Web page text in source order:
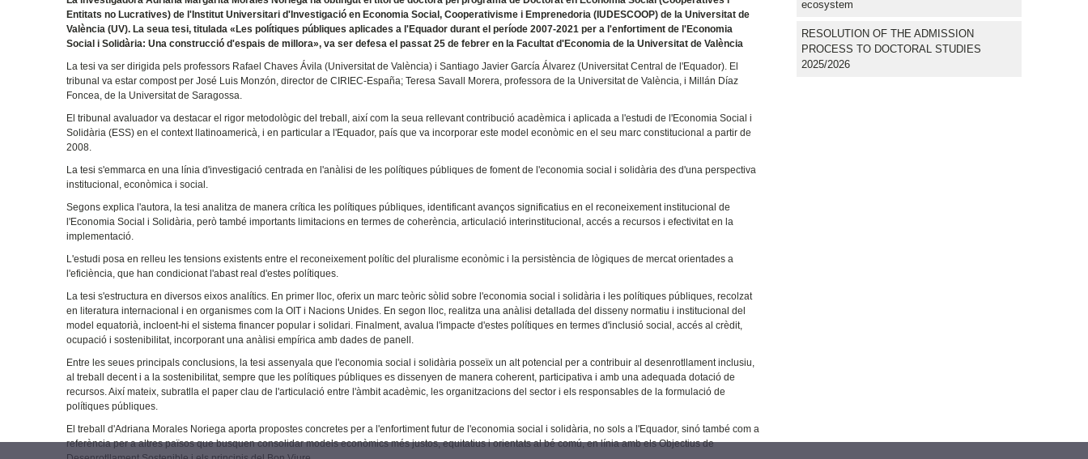
Entitats no Lucratives) de l'Institut Universitari d'Investigació en Economia Social, Cooperativisme i Emprenedoria (IUDESCOOP) de la Universitat de
València (UV). La seua tesi, titulada «Les polítiques públiques aplicades a l'Equador durant el període 2007-2021 per a l'enfortiment de l'Economia
Social i Solidària: Una construcció d'espais de millora», va ser defesa el passat 25 de febrer en la Facultat d'Economia de la Universitat de València
La tesi va ser dirigida pels professors Rafael Chaves Ávila (Universitat de València) i Santiago Javier García Álvarez (Universitat Central de l'Equador). El
tribunal va estar compost per José Luis Monzón, director de CIRIEC-España; Teresa Savall Morera, professora de la Universitat de València, i Millán Díaz
Foncea, de la Universitat de Saragossa.
El tribunal avaluador va destacar el rigor metodològic del treball, així com la seua rellevant contribució acadèmica i aplicada a l'estudi de l'Economia Social i
Solidària (ESS) en el context llatinoamericà, i en particular a l'Equador, país que va incorporar este model econòmic en el seu marc constitucional a partir de
2008.
La tesi s'emmarca en una línia d'investigació centrada en l'anàlisi de les polítiques públiques de foment de l'economia social i solidària des d'una perspectiva
institucional, econòmica i social.
Segons explica l'autora, la tesi analitza de manera crítica les polítiques públiques, identificant avanços significatius en el reconeixement institucional de
l'Economia Social i Solidària, però també importants limitacions en termes de coherència, articulació interinstitucional, accés a recursos i efectivitat en la
implementació.
L'estudi posa en relleu les tensions existents entre el reconeixement polític del pluralisme econòmic i la persistència de lògiques de mercat orientades a
l'eficiència, que han condicionat l'abast real d'estes polítiques.
La tesi s'estructura en diversos eixos analítics. En primer lloc, oferix un marc teòric sòlid sobre l'economia social i solidària i les polítiques públiques, recolzat
en literatura internacional i en organismes com la OIT i Nacions Unides. En segon lloc, realitza una anàlisi detallada del disseny normatiu i institucional del
model equatorià, incloent-hi el sistema financer popular i solidari. Finalment, avalua l'impacte d'estes polítiques en termes d'inclusió social, accés al crèdit,
ocupació i sostenibilitat, incorporant una anàlisi empírica amb dades de panell.
Entre les seues principals conclusions, la tesi assenyala que l'economia social i solidària posseïx un alt potencial per a contribuir al desenrotllament inclusiu,
al treball decent i a la sostenibilitat, sempre que les polítiques públiques es dissenyen de manera coherent, participativa i amb una adequada dotació de
recursos. Així mateix, subratlla el paper clau de l'articulació entre l'àmbit acadèmic, les organitzacions del sector i els responsables de la formulació de
polítiques públiques.
El treball d'Adriana Morales Noriega aporta propostes concretes per a l'enfortiment futur de l'economia social i solidària, no sols a l'Equador, sinó també com a
referència per a altres països que busquen consolidar models econòmics més justos, equitatius i orientats al bé comú, en línia amb els Objectius de
ecosystem
RESOLUTION OF THE ADMISSION
PROCESS TO DOCTORAL STUDIES
2025/2026